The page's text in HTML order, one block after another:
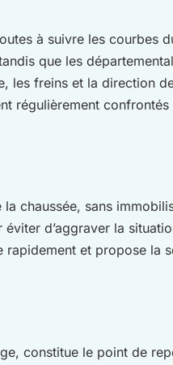
à suivre les courbes
que les
les freins et la direction
régulièrement
chaussée, sans
d’aggraver la
rapidement et propose la
constitue le point de